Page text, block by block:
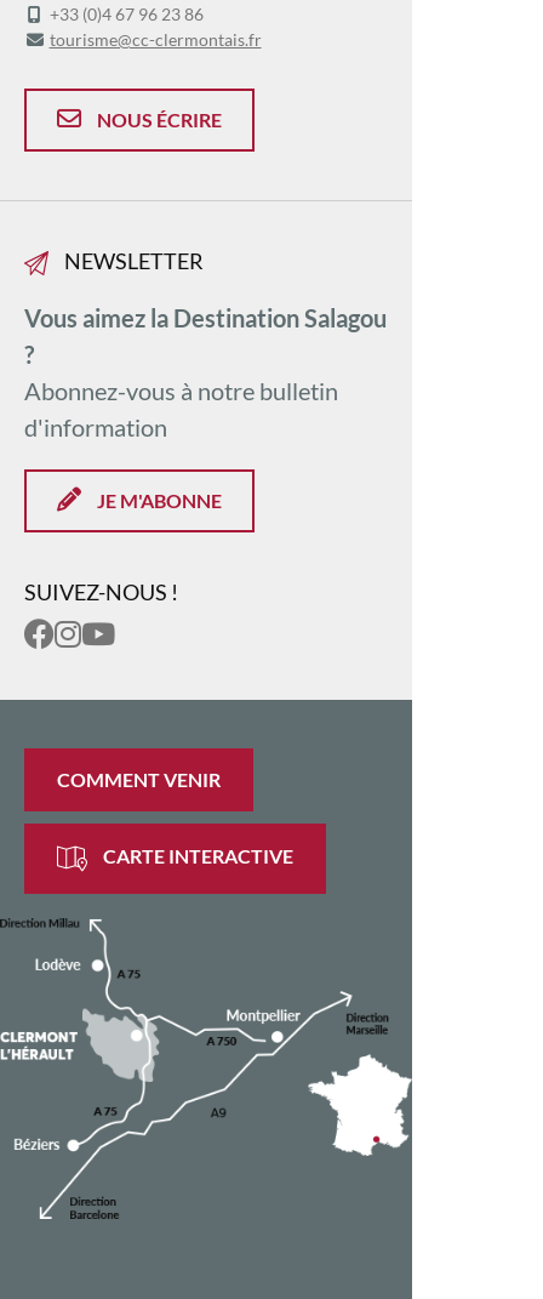
+33 (0)4 67 96 23 86
tourisme@cc-clermontais.fr
NOUS ÉCRIRE
NEWSLETTER
Vous aimez la Destination Salagou
?
Abonnez-vous à notre bulletin
d'information
JE M'ABONNE
SUIVEZ-NOUS !
COMMENT VENIR
CARTE INTERACTIVE